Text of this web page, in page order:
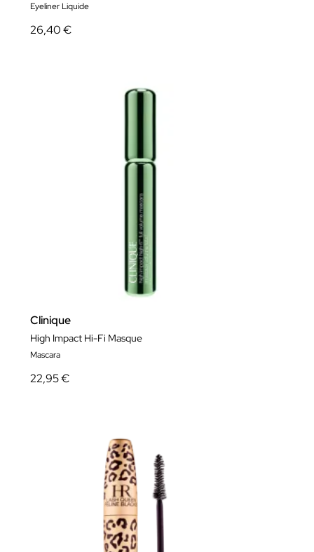
Eyeliner Liquide
26,40 €
Clinique
High Impact Hi-Fi Masque
Mascara
22,95 €